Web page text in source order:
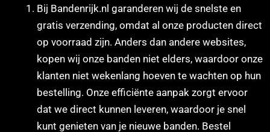
Bij Bandenrijk.nl garanderen wij de snelste en
gratis verzending, omdat al onze producten direct
op voorraad zijn. Anders dan andere websites,
kopen wij onze banden niet elders, waardoor onze
klanten niet wekenlang hoeven te wachten op hun
bestelling. Onze efficiënte aanpak zorgt ervoor
dat we direct kunnen leveren, waardoor je snel
kunt genieten van je nieuwe banden. Bestel